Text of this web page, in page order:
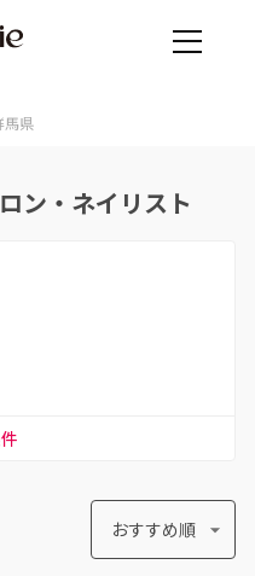
馬県
ン・ネイリスト
おすすめ順